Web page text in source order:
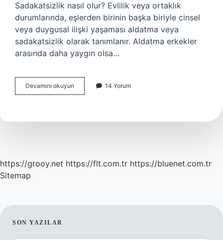
Sadakatsizlik nasıl olur? Evlilik veya ortaklık
durumlarında, eşlerden birinin başka biriyle cinsel
veya duygusal ilişki yaşaması aldatma veya
sadakatsizlik olarak tanımlanır. Aldatma erkekler
arasında daha yaygın olsa…
Devamını okuyun
Insan
Olur
14 Yorum
https://grooy.net https://flt.com.tr https://bluenet.com.tr
Sitemap
SIDEBAR
SON YAZILAR